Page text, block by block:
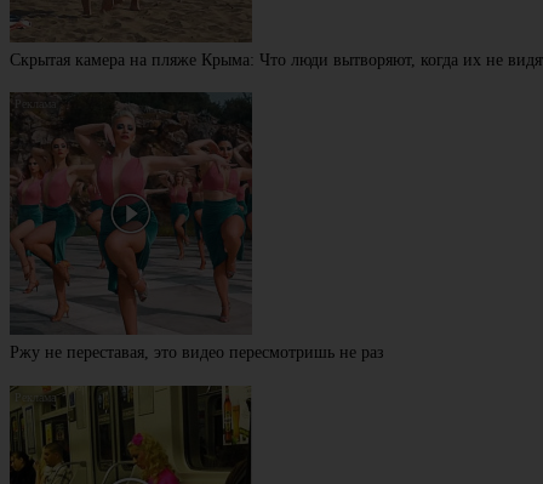
Скрытая камера на пляже Крыма: Что люди вытворяют, когда их не
Ржу не переставая, это видео пересмотришь не раз